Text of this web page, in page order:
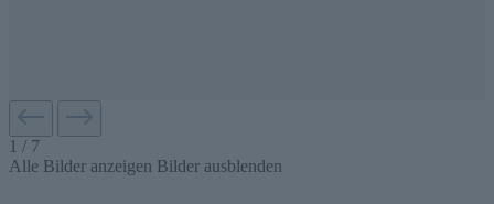
1 / 7
Alle Bilder anzeigen Bilder ausblenden